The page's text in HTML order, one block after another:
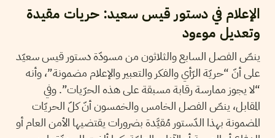
الإعلام في دستور قيس سعيد: حريات مقيدة
وتعديل موءود
ينصّ الفصل السابع والثلاثون من مسودّة دستور قيس سعيّد
على أنّ “حريّة الرّأي والفكر والتعبير والإعلام مضمونة”، وأنه
“لا يجوز ممارسة رقابة مسبقة على هذه الحرّيات”. وفي
المقابل، ينصّ الفصل الخامس والخمسون أنّ كلّ الحريّات
المضمونة بهذا الدّستور مُقيَّدة بضرورات يقتضيها الأمن العام أو